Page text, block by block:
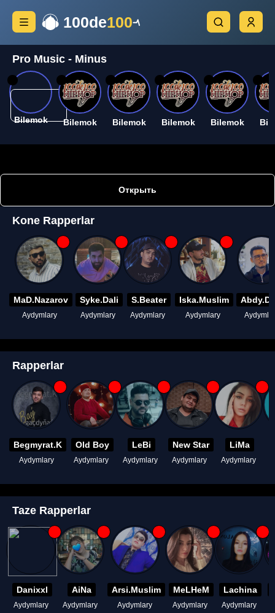
100de100
Pro Music - Minus
Bilemok Bilemok Bilemok Bilemok Bilemok
Открыть
Kone Rapperlar
MaD.Nazarov
Aydymlary
Syke.Dali
Aydymlary
S.Beater
Aydymlary
Iska.Muslim
Aydymlary
Rapperlar
Begmyrat.K
Aydymlary
Old Boy
Aydymlary
LeBi
Aydymlary
New Star
Aydymlary
LiMa
Aydymlary
Taze Rapperlar
Danixxl
Aydymlary
AiNa
Aydymlary
Arsi.Muslim
Aydymlary
MeLHeM
Aydymlary
Lachina
Aydymlary